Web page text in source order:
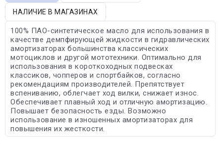
НАЛИЧИЕ В МАГАЗИНАХ
100% ПАО-синтетическое масло для использования в
качестве демпфирующей жидкости в гидравлических
амортизаторах большинства классических
мотоциклов и другой мототехники. Оптимально для
использования в короткоходных подвесках
классиков, чопперов и спортбайков, согласно
рекомендациям производителей. Препятствует
вспениванию, облегчает ход вилки, снижает износ.
Обеспечивает плавный ход и отличную амортизацию.
Повышает безопасность езды. Возможно
использование в изношенных амортизаторах для
повышения их жесткости.